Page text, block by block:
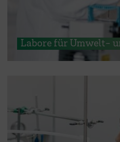
Labore für Umwelt-